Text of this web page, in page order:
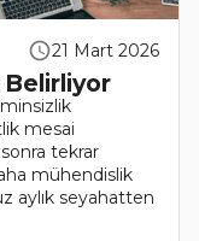
21 Mart 2026
Belirliyor
mesai
tekrar
mühendislik
aylık seyahatten